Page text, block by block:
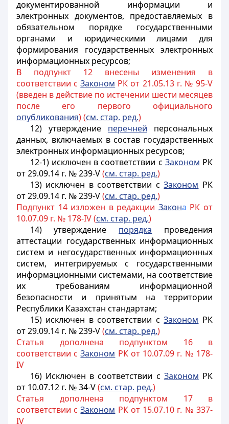
документированной информации и
электронных документов, предоставляемых в
обязательном порядке государственными
органами и юридическими лицами для
формирования государственных электронных
информационных ресурсов;
В подпункт 12 внесены изменения в
соответствии сЗаконом РК от 21.05.13 г. № 95-V
(введен в действие по истечении шести месяцев
после его первого официального
опубликования) (см. стар. ред.)
12) утверждение перечней персональных
данных, включаемых в состав государственных
электронных информационных ресурсов;
12-1) исключен в соответствии с Законом РК
от 29.09.14 г. № 239-V(см. стар. ред.)
13) исключен в соответствии сЗаконом РК
от 29.09.14 г. № 239-V(см. стар. ред.)
Подпункт 14 изложен в редакции Закона РК от
10.07.09 г. № 178-IV (см. стар. ред.)
14) утверждение порядка проведения
аттестации государственных информационных
систем и негосударственных информационных
систем, интегрируемых с государственными
информационными системами, на соответствие
их требованиям информационной
безопасности и принятым на территории
Республики Казахстан стандартам;
15) исключен в соответствии сЗаконом РК
от 29.09.14 г. № 239-V(см. стар. ред.)
Статья дополнена подпунктом 16 в
соответствии сЗаконом РК от 10.07.09 г. № 178-
IV
16) Исключен в соответствии с Законом РК
от 10.07.12 г. № 34-V(см. стар. ред.)
Статья дополнена подпунктом 17 в
соответствии сЗаконом РК от 15.07.10 г. № 337-
IV